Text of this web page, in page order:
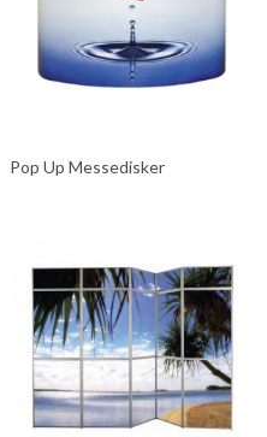
Pop Up Messedisker